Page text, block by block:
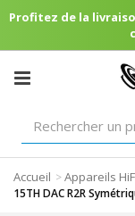
Profitez de la
Accueil >Appareils
15TH DAC R2R